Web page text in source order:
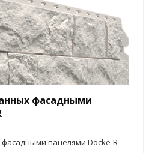
фасадными
панелями Döcke-R